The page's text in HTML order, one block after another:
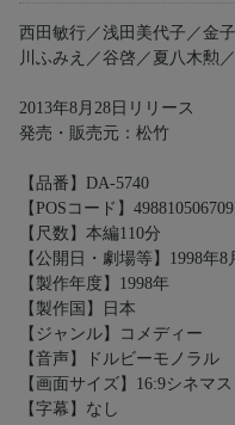
西田敏行／浅田美代子／金
川ふみえ／谷啓／夏八木勲
2013年8月28日リリース
発売・販売元：松竹
【品番】DA-5740
【POSコード】
【尺数】本編110分
【公開日・劇場等】1998年
【製作年度】1998年
【製作国】日本
【ジャンル】コメディー
【音声】ドルビーモノラル
【画面サイズ】16:9シネマ
【字幕】なし